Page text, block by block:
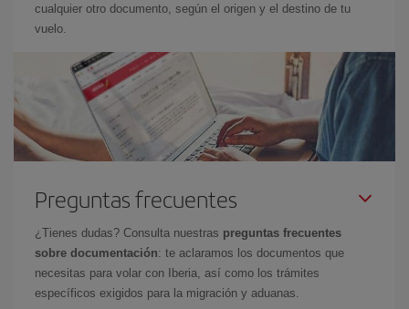
cualquier otro documento, según el origen y el destino de tu
vuelo.
Preguntas frecuentes
¿Tienes dudas? Consulta nuestras preguntas frecuentes
sobre documentación: te aclaramos los documentos que
necesitas para volar con Iberia, así como los trámites
específicos exigidos para la migración y aduanas.